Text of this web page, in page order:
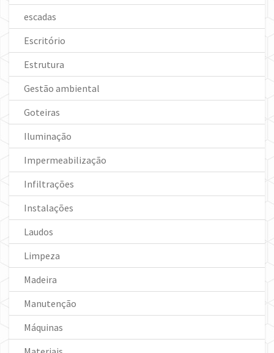
escadas
Escritório
Estrutura
Gestão ambiental
Goteiras
Iluminação
Impermeabilização
Infiltrações
Instalações
Laudos
Limpeza
Madeira
Manutenção
Máquinas